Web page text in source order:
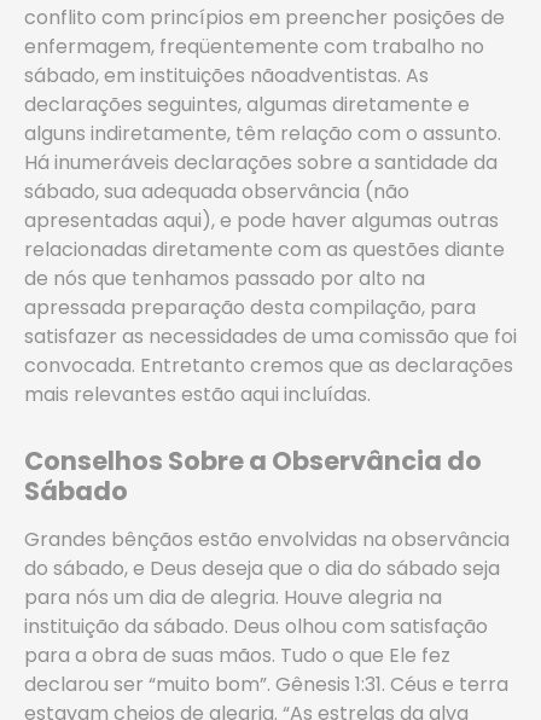
conflito com princípios em preencher posições de
enfermagem, freqüentemente com trabalho no
sábado, em instituições nãoadventistas. As
declarações seguintes, algumas diretamente e
alguns indiretamente, têm relação com o assunto.
Há inumeráveis declarações sobre a santidade da
sábado, sua adequada observância (não
apresentadas aqui), e pode haver algumas outras
relacionadas diretamente com as questões diante
de nós que tenhamos passado por alto na
apressada preparação desta compilação, para
satisfazer as necessidades de uma comissão que foi
convocada. Entretanto cremos que as declarações
mais relevantes estão aqui incluídas.
Conselhos Sobre a Observância do
Sábado
Grandes bênçãos estão envolvidas na observância
do sábado, e Deus deseja que o dia do sábado seja
para nós um dia de alegria. Houve alegria na
instituição da sábado. Deus olhou com satisfação
para a obra de suas mãos. Tudo o que Ele fez
declarou ser “muito bom”. Gênesis 1:31. Céus e terra
estavam cheios de alegria. “As estrelas da alva